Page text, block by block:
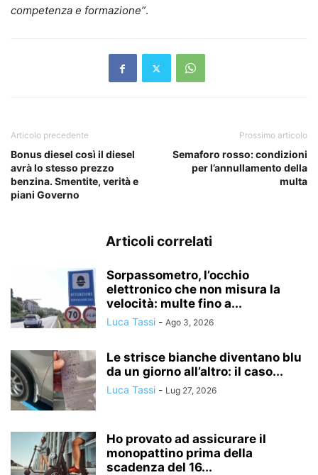
competenza e formazione”.
Articolo precedente
Bonus diesel così il diesel
avrà lo stesso prezzo
benzina. Smentite, verità e
piani Governo
Prossimo articolo
Semaforo rosso: condizioni
per l’annullamento della
multa
Articoli correlati
Sorpassometro, l’occhio
elettronico che non misura la
velocità: multe fino a...
Luca Tassi - Ago 3, 2026
Le strisce bianche diventano blu
da un giorno all’altro: il caso...
Luca Tassi - Lug 27, 2026
Ho provato ad assicurare il
monopattino prima della
scadenza del 16...